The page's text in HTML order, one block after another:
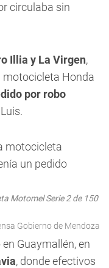
circulaba sin
Illia y La Virgen,
motocicleta Honda
por robo
Motomel Serie 2 de 150
Gobierno de Mendoza
Guaymallén, en
, donde efectivos